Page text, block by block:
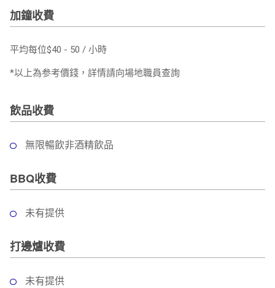
加鐘收費
平均每位$40 - 50 / 小時
*以上為参考價錢，詳情請向場地職員查詢
飲品收費
無限暢飲非酒精飲品
BBQ收費
未有提供
打邊爐收費
未有提供